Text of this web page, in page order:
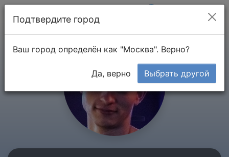
Подтвердите город
Ваш город определён как "Москва". Верно?
Да, верно Выбрать другой